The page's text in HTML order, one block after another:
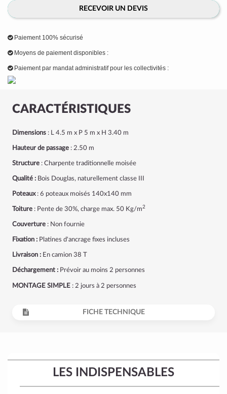
CARACTÉRISTIQUES
Dimensions : L 4.5 m x P 5 m x H 3.40 m
Hauteur de passage : 2.50 m
Structure : Charpente traditionnelle moisée
Qualité : Bois Douglas, naturellement classe III
Poteaux: 6 poteaux moisés 140x140 mm
Toiture : Pente de 30%, charge max. 50 Kg/m2
Couverture : Non fournie
Fixation : Platines d'ancrage fixes incluses
Livraison : En camion 38 T
Déchargement : Prévoir au moins 2 personnes
MONTAGE SIMPLE : 2 jours à 2 personnes
FICHE TECHNIQUE
RECEVOIR UN DEVIS
Paiement 100% sécurisé
Moyens de paiement disponibles :
Paiement par mandat administratif pour les collectivités :
LES INDISPENSABLES